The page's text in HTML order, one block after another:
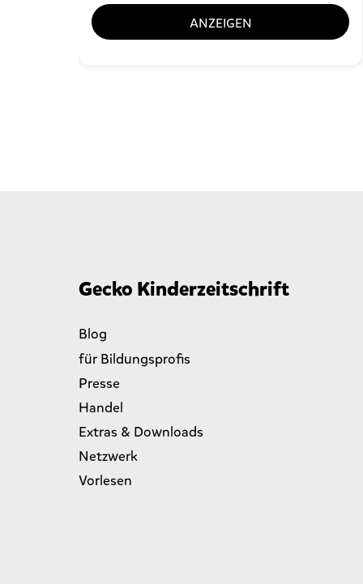
ANZEIGEN
Gecko Kinderzeitschrift
Blog
für Bildungsprofis
Presse
Handel
Extras & Downloads
Netzwerk
Vorlesen